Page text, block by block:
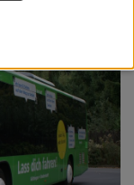
ZVSN-
Perspektiven